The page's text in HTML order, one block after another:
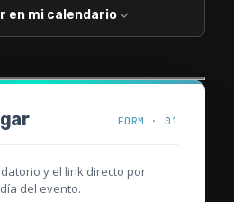
en mi calendario
FORM · 01
y el link directo por
del evento.